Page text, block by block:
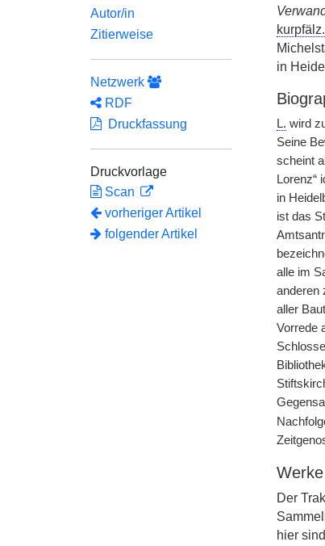
Autor/in
Zitierweise
Netzwerk
RDF
Druckfassung
Druckvorlage
Scan
vorheriger Artikel
folgender Artikel
kurpfälz.
in
L. wird
Seine
scheint
Lorenz“
in
ist das
alle im
anderen
aller
Vorrede
Werke
Der
hier